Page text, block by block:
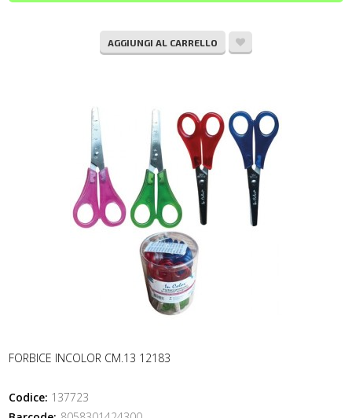
AGGIUNGI AL CARRELLO
FORBICE INCOLOR CM.13 12183
Codice: 137723